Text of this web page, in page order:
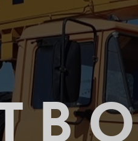
В